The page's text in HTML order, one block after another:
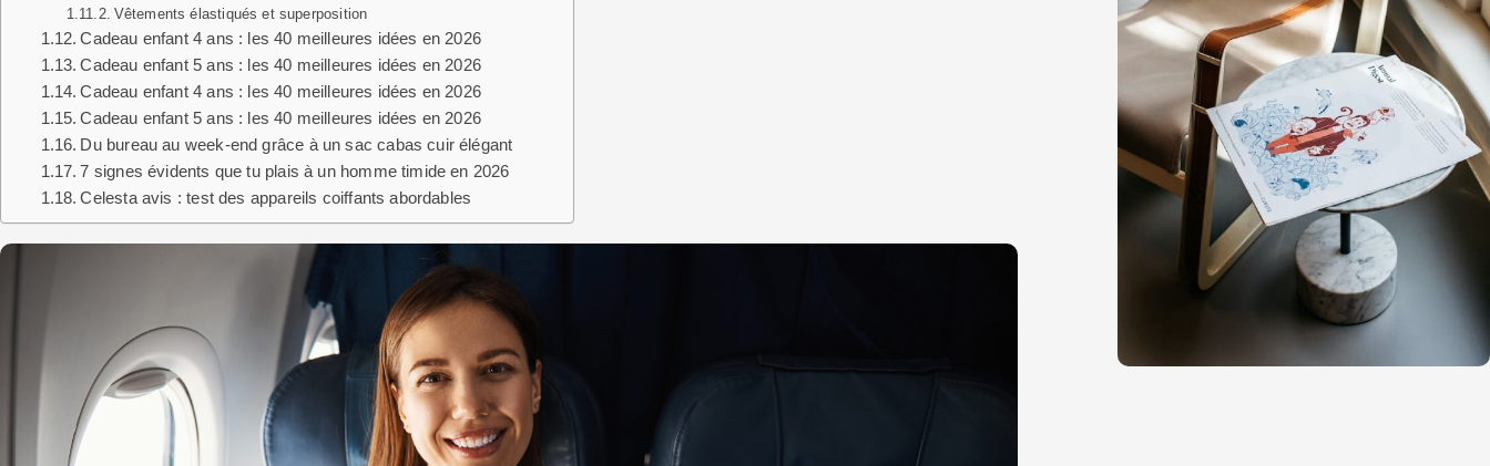
Vêtements élastiqués et superposition
Cadeau enfant 4 ans : les 40 meilleures idées en 2026
Cadeau enfant 5 ans : les 40 meilleures idées en 2026
Cadeau enfant 4 ans : les 40 meilleures idées en 2026
Cadeau enfant 5 ans : les 40 meilleures idées en 2026
Du bureau au week-end grâce à un sac cabas cuir élégant
7 signes évidents que tu plais à un homme timide en 2026
Celesta avis : test des appareils coiffants abordables